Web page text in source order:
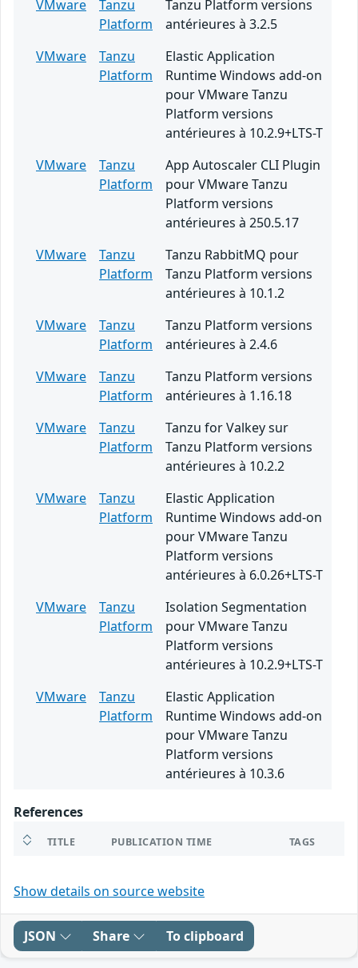
VMware
Tanzu
Platform
Tanzu Platform versions
antérieures à 3.2.5
VMware
Tanzu
Platform
Elastic Application
Runtime Windows add-on
pour VMware Tanzu
Platform versions
antérieures à 10.2.9+LTS-T
VMware
Tanzu
Platform
App Autoscaler CLI Plugin
pour VMware Tanzu
Platform versions
antérieures à 250.5.17
VMware
Tanzu
Platform
Tanzu RabbitMQ pour
Tanzu Platform versions
antérieures à 10.1.2
VMware
Tanzu
Platform
Tanzu Platform versions
antérieures à 2.4.6
VMware
Tanzu
Platform
Tanzu Platform versions
antérieures à 1.16.18
VMware
Tanzu
Platform
Tanzu for Valkey sur
Tanzu Platform versions
antérieures à 10.2.2
VMware
Tanzu
Platform
Elastic Application
Runtime Windows add-on
pour VMware Tanzu
Platform versions
antérieures à 6.0.26+LTS-T
VMware
Tanzu
Platform
Isolation Segmentation
pour VMware Tanzu
Platform versions
antérieures à 10.2.9+LTS-T
VMware
Tanzu
Platform
Elastic Application
Runtime Windows add-on
pour VMware Tanzu
Platform versions
antérieures à 10.3.6
References
TITLE PUBLICATION TIME TAGS
Show details on source website
JSON Share To clipboard